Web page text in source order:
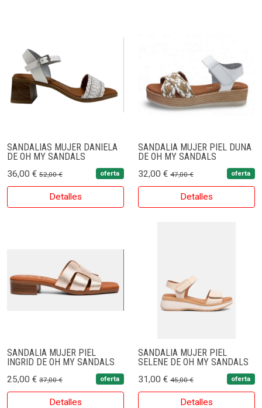
SANDALIAS MUJER DANIELA
DE OH MY SANDALS
36,00 € 52,00 € oferta
Detalles
SANDALIA MUJER PIEL DUNA
DE OH MY SANDALS
32,00 € 47,00 € oferta
Detalles
SANDALIA MUJER PIEL
INGRID DE OH MY SANDALS
25,00 € 37,00 € oferta
Detalles
SANDALIA MUJER PIEL
SELENE DE OH MY SANDALS
31,00 € 45,00 € oferta
Detalles